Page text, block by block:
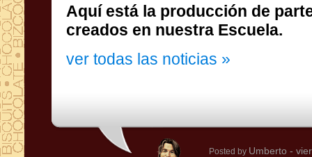
Aquí está la producción de
creados en nuestra Escuela.
ver todas las noticias »
Posted by Umberto -